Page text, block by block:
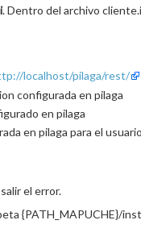
. Dentro del archivo
localhost/pilaga/rest/
configurada en pilaga
en pilaga
en pilaga para el usuario
el error.
{PATH_MAPUCHE}/